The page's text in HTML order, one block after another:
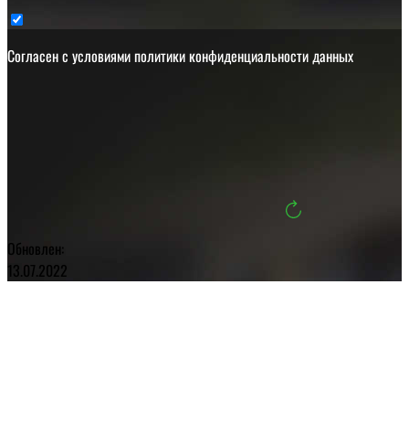
Cогласен с условиямиполитики конфиденциальности данных
Обновлен:
13.07.2022